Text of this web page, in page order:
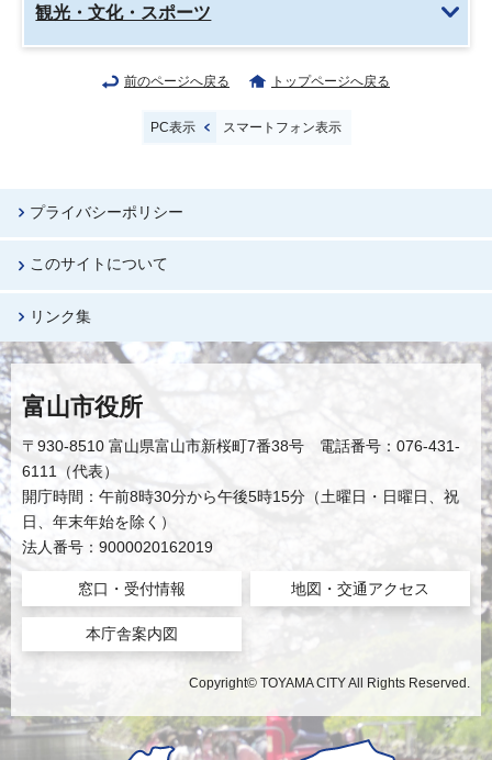
観光・文化・スポーツ
前のページへ戻る トップページへ戻る
PC表示 スマートフォン表示
プライバシーポリシー
このサイトについて
リンク集
富山市役所
〒930-8510 富山県富山市新桜町7番38号 電話番号：076-431-
6111（代表）
開庁時間：午前8時30分から午後5時15分（土曜日・日曜日、祝
日、年末年始を除く）
法人番号：9000020162019
窓口・受付情報 地図・交通アクセス
本庁舎案内図
Copyright© TOYAMA CITY All Rights Reserved.